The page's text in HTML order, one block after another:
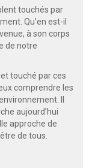
touchés par
Qu’en est-il
à son corps
de notre
touché par ces
comprendre les
Il
aujourd’hui
approche de
de tous.